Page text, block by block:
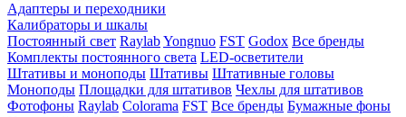
Адаптеры и переходники
Калибраторы и шкалы
Постоянный свет RaylabYongnuo FST Godox Все бренды
Комплекты постоянного света LED-осветители
Штативы и моноподы Штативы Штативные головы
Моноподы Площадки для штативов Чехлы для штативов
Фотофоны Raylab Colorama FST Все бренды Бумажные фоны